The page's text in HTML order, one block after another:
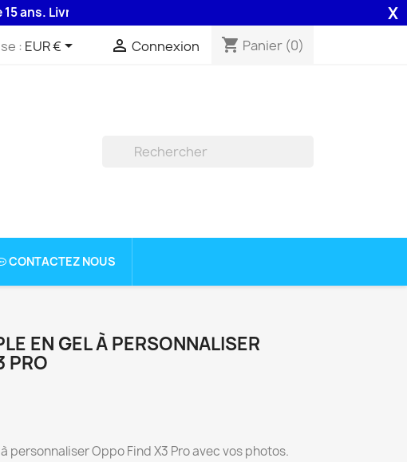
48H assurée par la Poste . X
: EUR €  Connexion shopping_cart Panier (0)
CONTACTEZ NOUS
EN GEL À PERSONNALISER
PRO
personnaliser Oppo Find X3 Pro avec vos photos.